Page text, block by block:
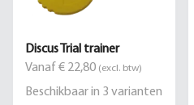
Discus Trial trainer
Vanaf € 22,80 (excl. btw)
Beschikbaar in 3 varianten